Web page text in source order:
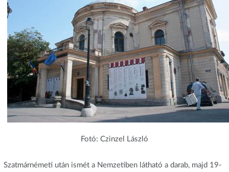
Fotó: Czinzel László
Szatmárnémeti után ismét a Nemzetiben látható a darab, majd 19-